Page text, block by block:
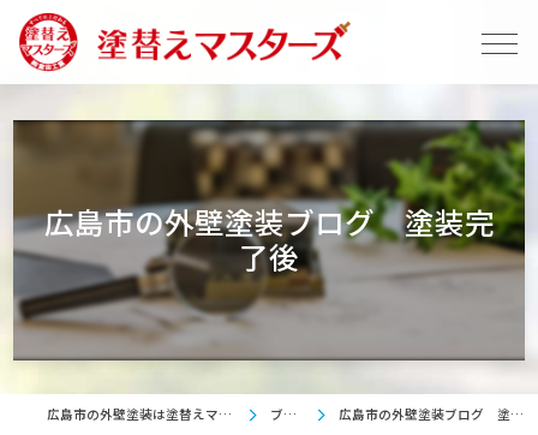
広島市の外壁塗装ブログ 塗装完
了後
広島市の外壁塗装は塗替えマスターズ ブログ 広島市の外壁塗装ブログ 塗装完了後